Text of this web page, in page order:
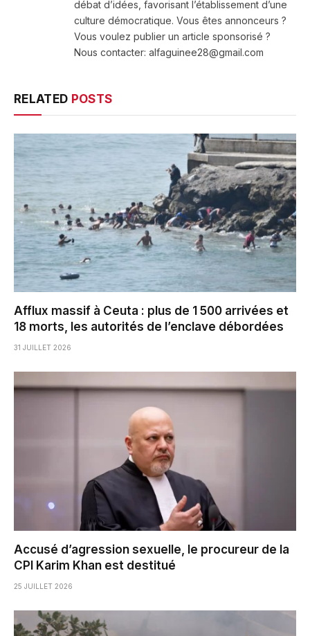
débat d’idées, favorisant l’établissement d’une
culture démocratique. Vous êtes annonceurs ?
Vous voulez publier un article sponsorisé ?
Nous contacter: alfaguinee28@gmail.com
RELATED POSTS
Afflux massif à Ceuta : plus de 1 500 arrivées et
18 morts, les autorités de l’enclave débordées
31 JUILLET 2026
Accusé d’agression sexuelle, le procureur de la
CPI Karim Khan est destitué
25 JUILLET 2026